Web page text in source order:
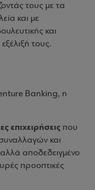
τους με τα
και με
και
τους.
Banking, η
επιχειρήσεις που
και
αποδεδειγμένο
προοπτικές